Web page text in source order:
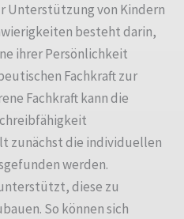
Unterstützung von Kindern
besteht darin,
ihrer Persönlichkeit
Fachkraft zur
Fachkraft kann die
zunächst die individuellen
werden.
diese zu
So können sich